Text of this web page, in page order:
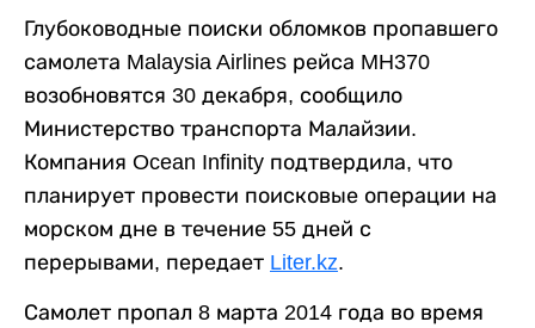
Глубоководные поиски обломков пропавшего
самолета Malaysia Airlines рейса MH370
возобновятся 30 декабря, сообщило
Министерство транспорта Малайзии.
Компания Ocean Infinity подтвердила, что
планирует провести поисковые операции на
морском дне в течение 55 дней с
перерывами, передает Liter.kz.
Самолет пропал 8 марта 2014 года во время